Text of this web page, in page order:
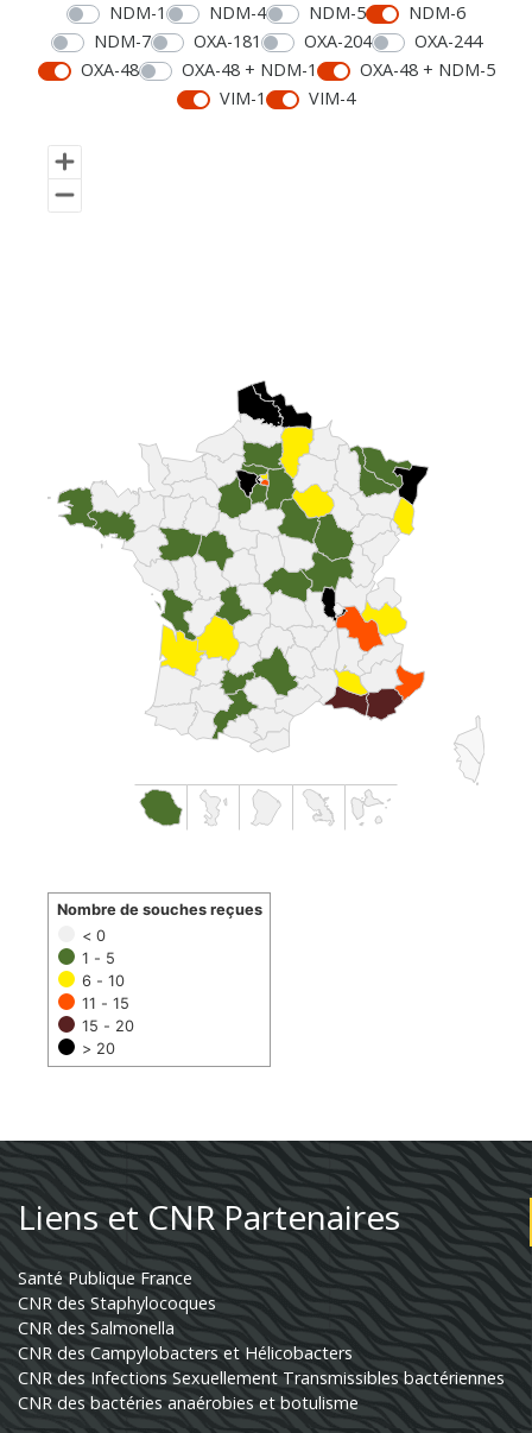
NDM-1
NDM-4 NDM-5
NDM-6
NDM-7
OXA-181 OXA-204
OXA-244
OXA-48
OXA-48 + NDM-1
OXA-48 + NDM-5
VIM-1
VIM-4
< 0
1 - 5
6 - 10
11 - 15
15 - 20
> 20
Nombre de souches reçues
Liens et CNR Partenaires
Santé Publique France
CNR des Staphylocoques
CNR des Salmonella
CNR des Campylobacters et Hélicobacters
CNR des Infections Sexuellement Transmissibles bactériennes
CNR des bactéries anaérobies et botulisme